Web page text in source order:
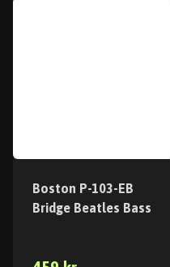
Boston P-103-EB
Bridge Beatles Bass